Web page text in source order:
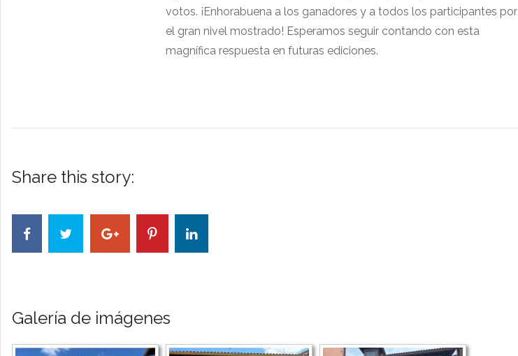
votos. ¡Enhorabuena a los ganadores y a todos los participantes por
el gran nivel mostrado! Esperamos seguir contando con esta
magnífica respuesta en futuras ediciones.
Share this story:
Galería de imágenes